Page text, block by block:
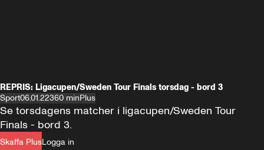
REPRIS: Ligacupen/Sweden Tour Finals torsdag - bord 3
Sport06.01.22360 minPlus
Skaffa PlusLogga in
Se torsdagens matcher i ligacupen/Sweden Tour
Finals - bord 3.